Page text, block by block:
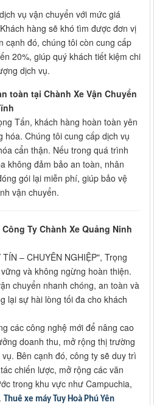
vụ vận chuyển với mức giá
hàng sẽ khó tìm được đơn vị
cạnh đó, chúng tôi còn cung cấp
20%, giúp quý khách tiết kiệm chi
dịch vụ.
toàn tại Chành Xe Vận Chuyển
Tấn, khách hàng hoàn toàn yên
hóa. Chúng tôi cung cấp dịch vụ
cẩn thận. Nếu trong quá trình
không đảm bảo an toàn, nhân
gói lại miễn phí, giúp bảo vệ
vận chuyển.
Ty Chành Xe Quảng Ninh
– CHUYÊN NGHIỆP", Trọng
và không ngừng hoàn thiện.
chuyển nhanh chóng, an toàn và
lại sự hài lòng tối đa cho khách
các công nghệ mới để nâng cao
doanh thu, mở rộng thị trường
Bên cạnh đó, công ty sẽ duy trì
chiến lược, mở rộng các văn
trong khu vực như Campuchia,
Thuê xe máy Tuy Hoà Phú Yên